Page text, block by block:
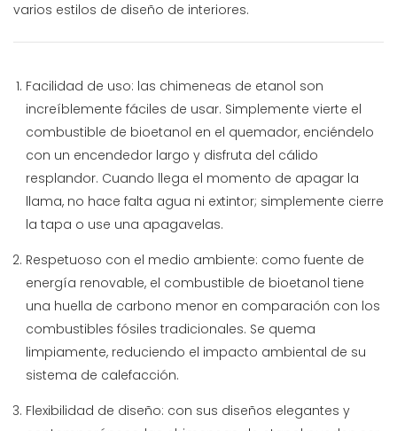
varios estilos de diseño de interiores.
Facilidad de uso: las chimeneas de etanol son
increíblemente fáciles de usar. Simplemente vierte el
combustible de bioetanol en el quemador, enciéndelo
con un encendedor largo y disfruta del cálido
resplandor. Cuando llega el momento de apagar la
llama, no hace falta agua ni extintor; simplemente cierre
la tapa o use una apagavelas.
Respetuoso con el medio ambiente: como fuente de
energía renovable, el combustible de bioetanol tiene
una huella de carbono menor en comparación con los
combustibles fósiles tradicionales. Se quema
limpiamente, reduciendo el impacto ambiental de su
sistema de calefacción.
Flexibilidad de diseño: con sus diseños elegantes y